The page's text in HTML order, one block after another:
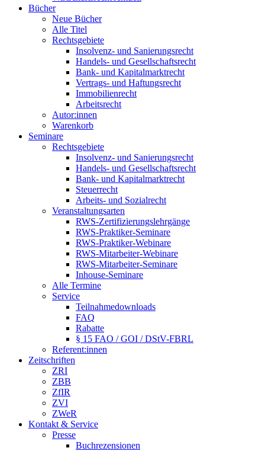
Bücher
Neue Bücher
Alle Titel
Rechtsgebiete
Insolvenz- und Sanierungsrecht
Handels- und Gesellschaftsrecht
Bank- und Kapitalmarktrecht
Vertrags- und Haftungsrecht
Immobilienrecht
Arbeitsrecht
Autor:innen
Warenkorb
Seminare
Rechtsgebiete
Insolvenz- und Sanierungsrecht
Handels- und Gesellschaftsrecht
Bank- und Kapitalmarktrecht
Steuerrecht
Arbeits- und Sozialrecht
Veranstaltungsarten
RWS-Zertifizierungslehrgänge
RWS-Praktiker-Seminare
RWS-Praktiker-Webinare
RWS-Mitarbeiter-Webinare
RWS-Mitarbeiter-Seminare
Inhouse-Seminare
Alle Termine
Service
Teilnahmedownloads
FAQ
Rabatte
§ 15 FAO / GOI / DStV-FBRL
Referent:innen
Zeitschriften
ZRI
ZBB
ZfIR
ZVI
ZWeR
Kontakt & Service
Presse
Buchrezensionen